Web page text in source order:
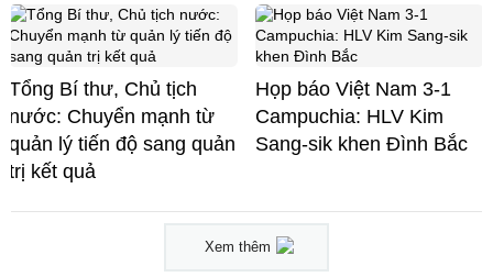
Tổng Bí thư, Chủ tịch
nước: Chuyển mạnh từ
quản lý tiến độ sang quản
trị kết quả
Họp báo Việt Nam 3-1
Campuchia: HLV Kim
Sang-sik khen Đình Bắc
Xem thêm